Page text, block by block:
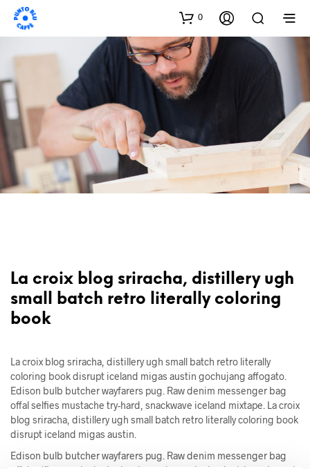
0
La croix blog sriracha, distillery ugh
small batch retro literally coloring
book
La croix blog sriracha, distillery ugh small batch retro literally
coloring book disrupt iceland migas austin gochujang affogato.
Edison bulb butcher wayfarers pug. Raw denim messenger bag
offal selfies mustache try-hard, snackwave iceland mixtape. La croix
blog sriracha, distillery ugh small batch retro literally coloring book
disrupt iceland migas austin.
Edison bulb butcher wayfarers pug. Raw denim messenger bag